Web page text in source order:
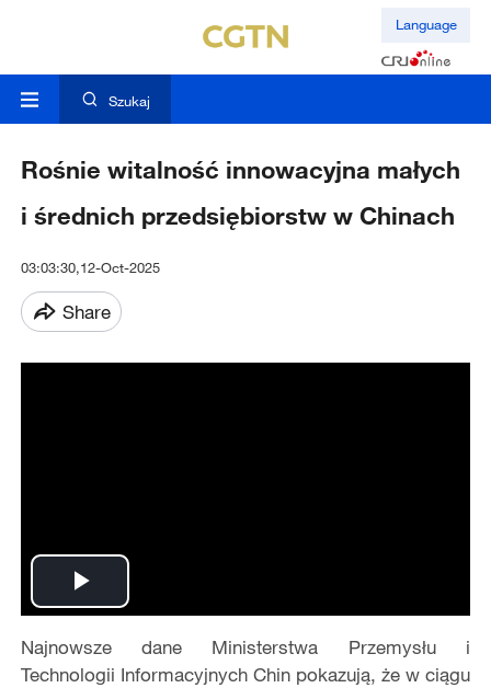
Language
Szukaj
Rośnie witalność innowacyjna małych
i średnich przedsiębiorstw w Chinach
03:03:30,12-Oct-2025
Share
Play
Video
Najnowsze dane Ministerstwa Przemysłu i
Technologii Informacyjnych Chin pokazują, że w ciągu